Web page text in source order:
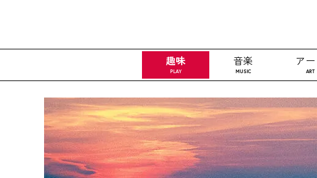
趣味
PLAY
音楽
MUSIC
アー
ART